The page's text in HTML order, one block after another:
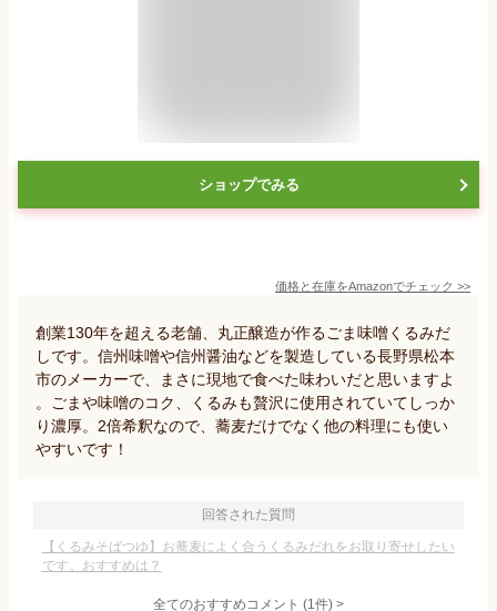
ショップでみる
価格と在庫をAmazonでチェック >>
創業130年を超える老舗、丸正醸造が作るごま味噌くるみだ
しです。信州味噌や信州醤油などを製造している長野県松本
市のメーカーで、まさに現地で食べた味わいだと思いますよ
。ごまや味噌のコク、くるみも贅沢に使用されていてしっか
り濃厚。2倍希釈なので、蕎麦だけでなく他の料理にも使い
やすいです！
回答された質問
【くるみそばつゆ】お蕎麦によく合うくるみだれをお取り寄せしたい
です。おすすめは？
全てのおすすめコメント (1件) >